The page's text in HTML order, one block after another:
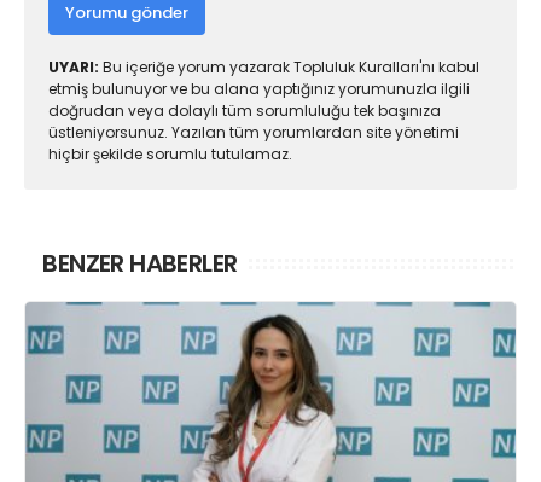
Yorumu gönder
UYARI: Bu içeriğe yorum yazarak Topluluk Kuralları'nı kabul
etmiş bulunuyor ve bu alana yaptığınız yorumunuzla ilgili
doğrudan veya dolaylı tüm sorumluluğu tek başınıza
üstleniyorsunuz. Yazılan tüm yorumlardan site yönetimi
hiçbir şekilde sorumlu tutulamaz.
BENZER HABERLER